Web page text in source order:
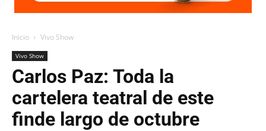
Inicio Vivo Show
Vivo Show
Carlos Paz: Toda la
cartelera teatral de este
finde largo de octubre